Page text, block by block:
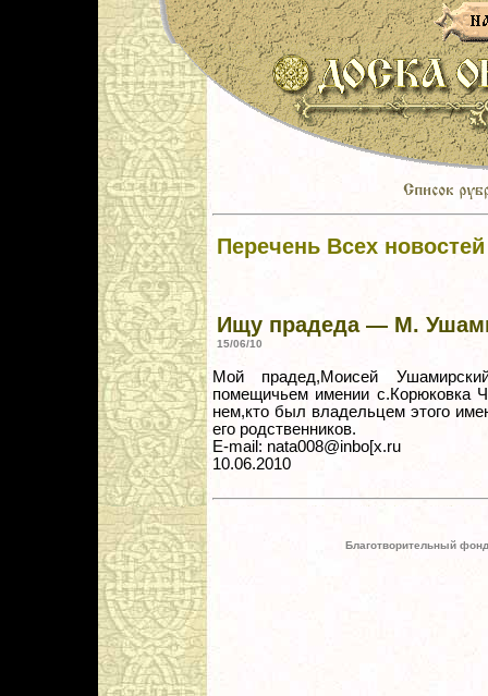
Перечень Всех новостей
Ищу прадеда — М.
15/06/10
Мой прадед,Моисей
помещичьем имении с.Корюковка
нем,кто был владельцем этого
его родственников.
E-mail: nata008@inbo[x.ru
10.06.2010
Благотворительный